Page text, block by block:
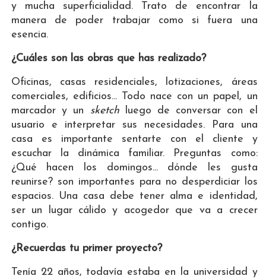
y mucha superficialidad. Trato de encontrar la
manera de poder trabajar como si fuera una
esencia.
¿Cuáles son las obras que has realizado?
Oficinas, casas residenciales, lotizaciones, áreas
comerciales, edificios... Todo nace con un papel, un
marcador y un sketchluego de conversar con el
usuario e interpretar sus necesidades. Para una
casa es importante sentarte con el cliente y
escuchar la dinámica familiar. Preguntas como:
¿Qué hacen los domingos... dónde les gusta
reunirse? son importantes para no desperdiciar los
espacios. Una casa debe tener alma e identidad,
ser un lugar cálido y acogedor que va a crecer
contigo.
¿Recuerdas tu primer proyecto?
Tenía 22 años, todavía estaba en la universidad y